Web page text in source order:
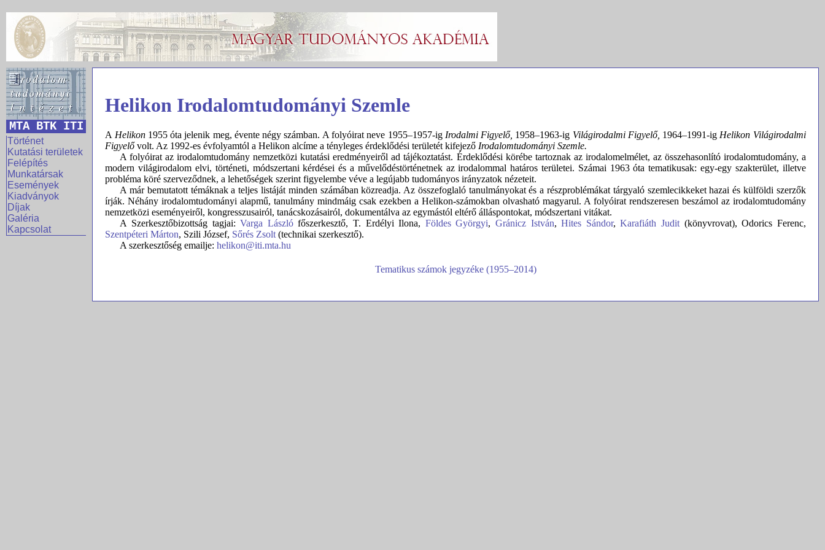
MTA BTK ITI
Történet
Kutatási területek
Felépítés
Munkatársak
Események
Kiadványok
Díjak
Galéria
Kapcsolat
Helikon Irodalomtudományi Szemle
A Helikon1955 óta jelenik meg, évente négy számban. A folyóirat neve 1955–1957-ig Irodalmi Figyelő, 1958–1963-ig Világirodalmi Figyelő, 1964–1991-ig Helikon Világirodalmi
Figyelővolt. Az 1992-es évfolyamtól a Helikon alcíme a tényleges érdeklődési területét kifejező Irodalomtudományi Szemle.
A folyóirat az irodalomtudomány nemzetközi kutatási eredményeiről ad tájékoztatást. Érdeklődési körébe tartoznak az irodalomelmélet, az összehasonlító irodalomtudomány, a
modern világirodalom elvi, történeti, módszertani kérdései és a művelődéstörténetnek az irodalommal határos területei. Számai 1963 óta tematikusak: egy-egy szakterület, illetve
probléma köré szerveződnek, a lehetőségek szerint figyelembe véve a legújabb tudományos irányzatok nézeteit.
A már bemutatott témáknak a teljes listáját minden számában közreadja. Az összefoglaló tanulmányokat és a részproblémákat tárgyaló szemlecikkeket hazai és külföldi szerzők
írják. Néhány irodalomtudományi alapmű, tanulmány mindmáig csak ezekben a Helikon-számokban olvasható magyarul. A folyóirat rendszeresen beszámol az irodalomtudomány
nemzetközi eseményeiről, kongresszusairól, tanácskozásairól, dokumentálva az egymástól eltérő álláspontokat, módszertani vitákat.
A Szerkesztőbizottság tagjai:Varga Lászlófőszerkesztő, T. Erdélyi Ilona, Földes Györgyi, Gránicz István,Hites Sándor,Karafiáth Judit (könyvrovat), Odorics Ferenc,
Szentpéteri Márton, Szili József, Sőrés Zsolt (technikai szerkesztő).
A szerkesztőség emailje:helikon@iti.mta.hu
Tematikus számok jegyzéke (1955–2014)